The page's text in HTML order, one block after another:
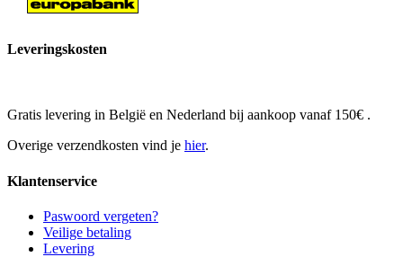
Leveringskosten
Gratis levering in België en Nederland bij aankoop vanaf 150€ .
Overige verzendkosten vind je hier.
Klantenservice
Paswoord vergeten?
Veilige betaling
Levering